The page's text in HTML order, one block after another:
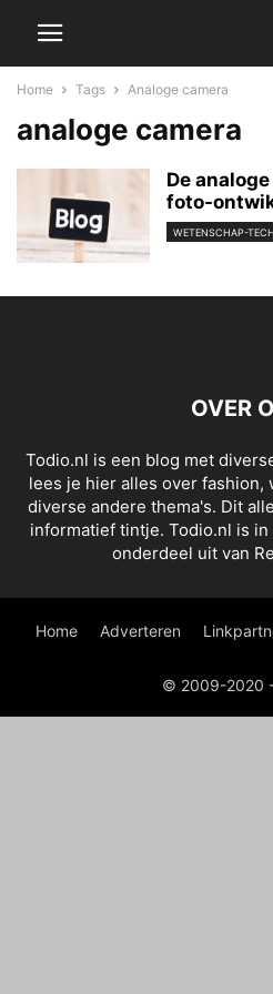
Home Tags Analoge camera
analoge camera
De
foto-
WETENSCHAP-
OVER
Todio.nl is een blog met
lees je hier alles over fashion,
diverse andere thema's. Dit
informatief tintje. Todio.nl is
onderdeel uit van
Home Adverteren
© 2009-2020